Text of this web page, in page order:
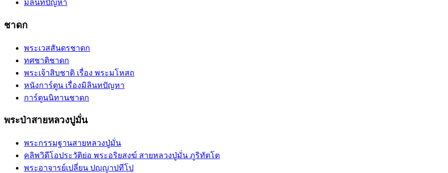
มิลินทปัญหา
ชาดก
พระเวสสันดรชาดก
ทศชาติชาดก
พระเจ้าสิบชาติ เรื่อง พระมโหสถ
หนังการ์ตูน เรื่องมิลินทปัญหา
การ์ตูนนิทานชาดก
พระป่าสายหลวงปูมั่น
พระกรรมฐานสายหลวงปู่มั่น
คลิพวิดีโอประวัติย่อ พระอริยสงฆ์ สายหลวงปู่มั่น ภูริทัตโต
พระอาจารย์เปลี่ยน ปญฺญาปทีโป